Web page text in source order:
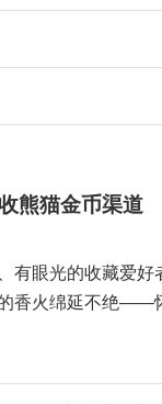
熊猫金币渠道
有眼光的收藏爱好
香火绵延不绝——